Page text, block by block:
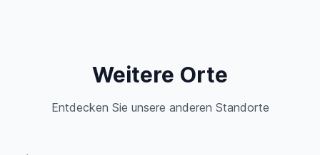
Weitere Orte
Entdecken Sie unsere anderen Standorte